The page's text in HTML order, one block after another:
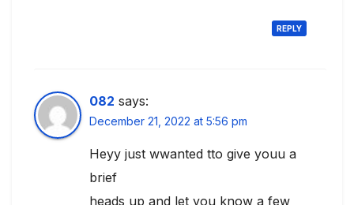
REPLY
082 says:
December 21, 2022 at 5:56 pm
Heyy just wwanted tto give youu a
brief
heads up and let you know a few